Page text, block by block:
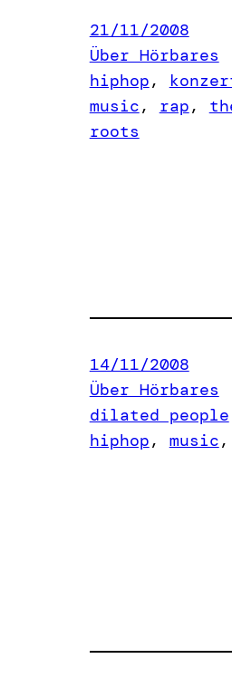
21/11/2008
Über Hörbares
hiphop,
music, rap,
roots
14/11/2008
Über Hörbares
dilated people
hiphop, music,